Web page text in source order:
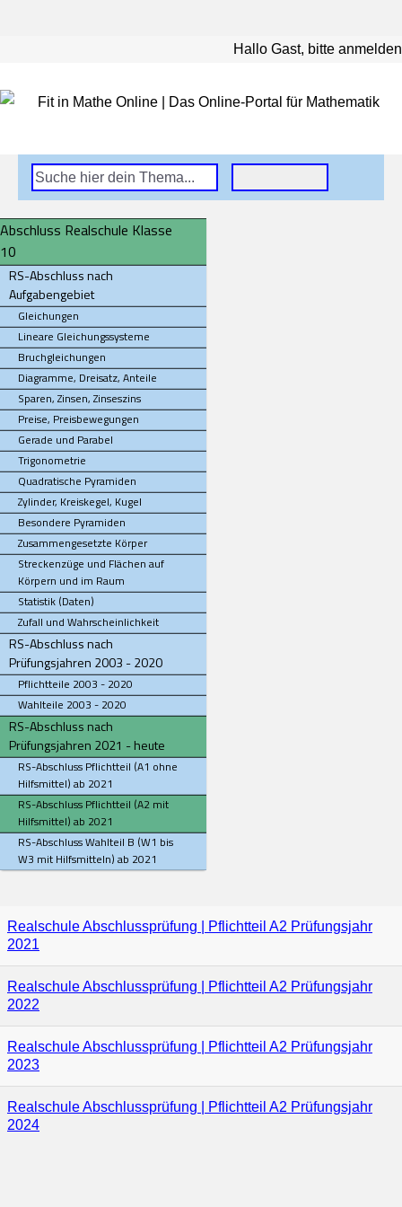
Hallo Gast, bitte anmelden
Abschluss Realschule Klasse
10
RS-Abschluss nach
Aufgabengebiet
Gleichungen
Lineare Gleichungssysteme
Bruchgleichungen
Diagramme, Dreisatz, Anteile
Sparen, Zinsen, Zinseszins
Preise, Preisbewegungen
Gerade und Parabel
Trigonometrie
Quadratische Pyramiden
Zylinder, Kreiskegel, Kugel
Besondere Pyramiden
Zusammengesetzte Körper
Streckenzüge und Flächen auf
Körpern und im Raum
Statistik (Daten)
Zufall und Wahrscheinlichkeit
RS-Abschluss nach
Prüfungsjahren 2003 - 2020
Pflichtteile 2003 - 2020
Wahlteile 2003 - 2020
RS-Abschluss nach
Prüfungsjahren 2021 - heute
RS-Abschluss Pflichtteil (A1 ohne
Hilfsmittel) ab 2021
RS-Abschluss Pflichtteil (A2 mit
Hilfsmittel) ab 2021
RS-Abschluss Wahlteil B (W1 bis
W3 mit Hilfsmitteln) ab 2021
Realschule Abschlussprüfung | Pflichtteil A2 Prüfungsjahr
2021
Realschule Abschlussprüfung | Pflichtteil A2 Prüfungsjahr
2022
Realschule Abschlussprüfung | Pflichtteil A2 Prüfungsjahr
2023
Realschule Abschlussprüfung | Pflichtteil A2 Prüfungsjahr
2024